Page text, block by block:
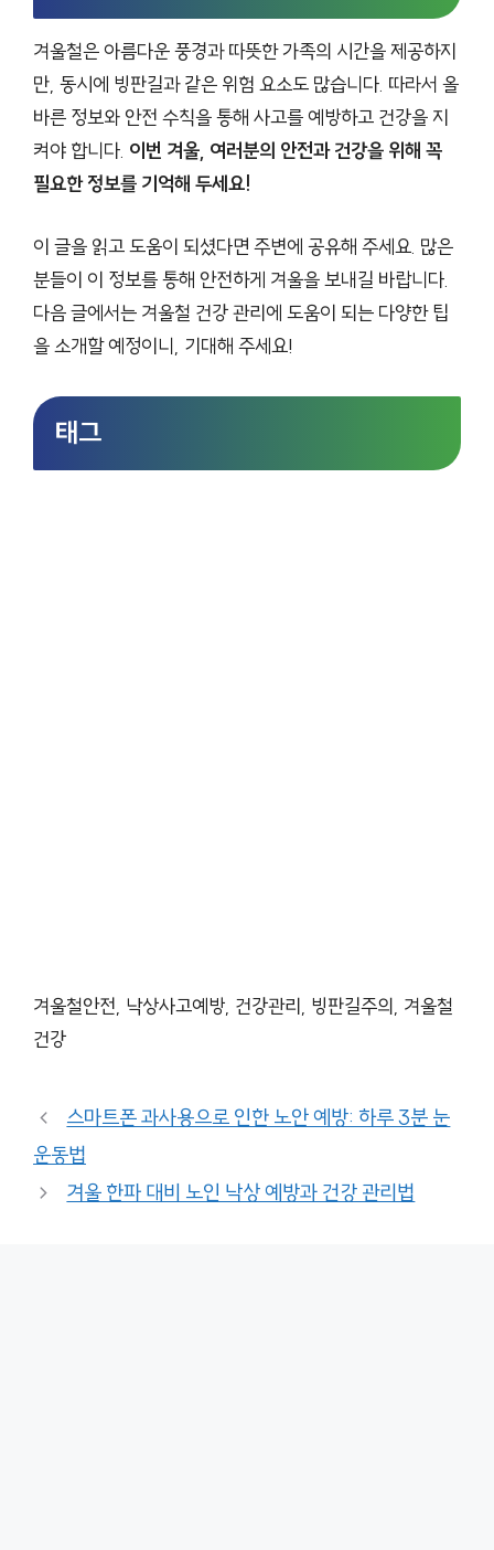
겨울철은 아름다운 풍경과 따뜻한 가족의 시간을 제공하지
만, 동시에 빙판길과 같은 위험 요소도 많습니다. 따라서 올
바른 정보와 안전 수칙을 통해 사고를 예방하고 건강을 지
켜야 합니다. 이번 겨울, 여러분의 안전과 건강을 위해 꼭
필요한 정보를 기억해 두세요!
이 글을 읽고 도움이 되셨다면 주변에 공유해 주세요. 많은
분들이 이 정보를 통해 안전하게 겨울을 보내길 바랍니다.
다음 글에서는 겨울철 건강 관리에 도움이 되는 다양한 팁
을 소개할 예정이니, 기대해 주세요!
태그
겨울철안전, 낙상사고예방, 건강관리, 빙판길주의, 겨울철
건강
스마트폰 과사용으로 인한 노안 예방: 하루 3분 눈
운동법
겨울 한파 대비 노인 낙상 예방과 건강 관리법